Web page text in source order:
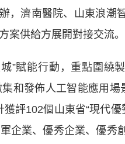
濟南醫院、山東浪潮
案供給方展開對接交流。
賦能行動，重點圍繞
和發佈人工智能應用場
評102個山東省“現代
企業、優秀企業、優秀